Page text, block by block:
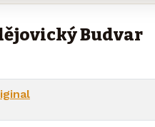
Budvar